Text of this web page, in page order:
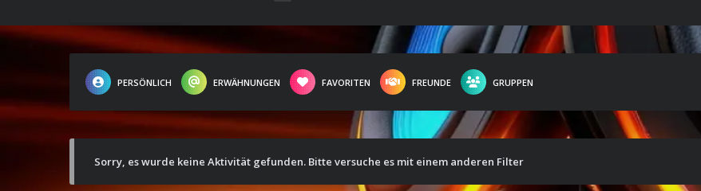
PERSÖNLICH ERWÄHNUNGEN FAVORITEN FREUNDE GRUPPEN
Sorry, es wurde keine Aktivität gefunden. Bitte versuche es mit einem anderen Filter